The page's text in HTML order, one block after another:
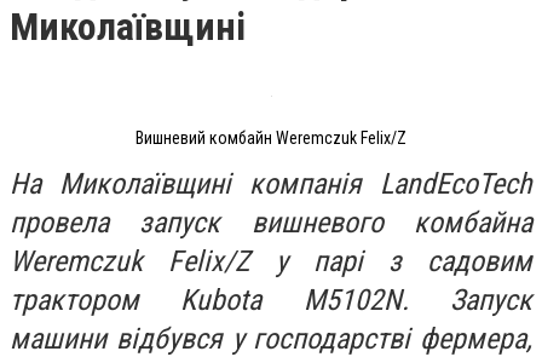
Миколаївщині
Вишневий комбайн Weremczuk Felix/Z
На Миколаївщині компанія LandEcoTech
провела запуск вишневого комбайна
Weremczuk Felix/Z у парі з садовим
трактором Kubota M5102N. Запуск
машини відбувся у господарстві фермера,